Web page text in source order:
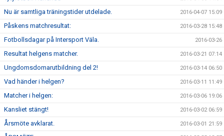
Nu är samtliga träningstider utdelade. 2016-04-07 15:09
Påskens matchresultat: 2016-03-28 15:48
Fotbollsdagar på Intersport Väla. 2016-03-26
Resultat helgens matcher. 2016-03-21 07:14
Ungdomsdomarutbildning del 2! 2016-03-14 06:50
Vad händer i helgen? 2016-03-11 11:49
Matcher i helgen: 2016-03-06 19:06
Kansliet stängt! 2016-03-02 06:59
Årsmöte avklarat. 2016-03-01 21:59